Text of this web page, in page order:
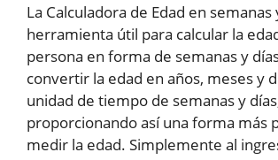
La Calculadora de Edad en semanas
herramienta útil para calcular la
persona en forma de semanas y
convertir la edad en años, meses y
unidad de tiempo de semanas y
proporcionando así una forma más
medir la edad. Simplemente al